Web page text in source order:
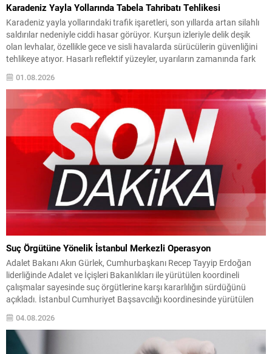
Karadeniz Yayla Yollarında Tabela Tahribatı Tehlikesi
Karadeniz yayla yollarındaki trafik işaretleri, son yıllarda artan silahlı
saldırılar nedeniyle ciddi hasar görüyor. Kurşun izleriyle delik deşik
olan levhalar, özellikle gece ve sisli havalarda sürücülerin güvenliğini
tehlikeye atıyor. Hasarlı reflektif yüzeyler, uyarıların zamanında fark
yükseltiyor. Bölge halkı ve sık yolculuk yapan...
01.08.2026
Suç Örgütüne Yönelik İstanbul Merkezli Operasyon
Adalet Bakanı Akın Gürlek, Cumhurbaşkanı Recep Tayyip Erdoğan
liderliğinde Adalet ve İçişleri Bakanlıkları ile yürütülen koordineli
çalışmalar sayesinde suç örgütlerine karşı kararlılığın sürdüğünü
açıkladı. İstanbul Cumhuriyet Başsavcılığı koordinesinde yürütülen
uygulandığını belirtti. Soruşturmada, düşük bedelli gayrimenkullerin
sahte ekspertiz raporlarıyla değeri yükseltilerek muvazaalı satış
yoluyla...
04.08.2026